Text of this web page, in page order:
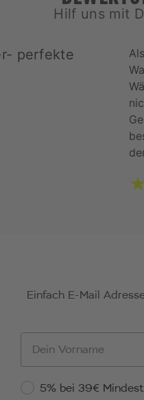
Hilf uns mit
perfekte
Einfach E-Mail
Vorname
Rabattstaffel
5% bei 39€